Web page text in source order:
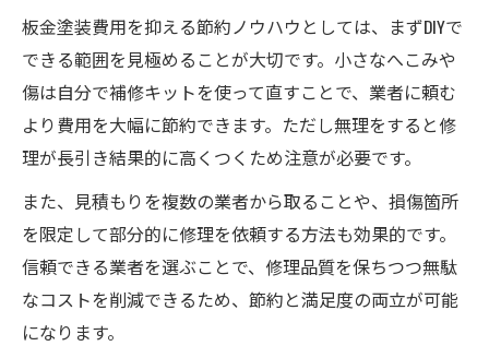
板金塗装費用を抑える節約ノウハウとしては、まずDIYで
できる範囲を見極めることが大切です。小さなへこみや
傷は自分で補修キットを使って直すことで、業者に頼む
より費用を大幅に節約できます。ただし無理をすると修
理が長引き結果的に高くつくため注意が必要です。
また、見積もりを複数の業者から取ることや、損傷箇所
を限定して部分的に修理を依頼する方法も効果的です。
信頼できる業者を選ぶことで、修理品質を保ちつつ無駄
なコストを削減できるため、節約と満足度の両立が可能
になります。